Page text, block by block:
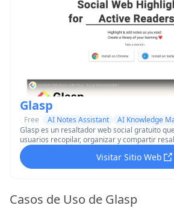
Glasp
Free AI Notes Assistant
AI Knowledge
Glasp es un resaltador web social gratuito
usuarios recopilar, organizar y compartir
páginas web y PDFs a través de dispositivos.
Visitar Sitio Web
Casos de Uso de Glasp